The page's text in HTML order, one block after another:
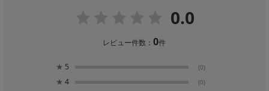
0.0
レビュー件数：0件
★ 5 (0)
★ 4 (0)